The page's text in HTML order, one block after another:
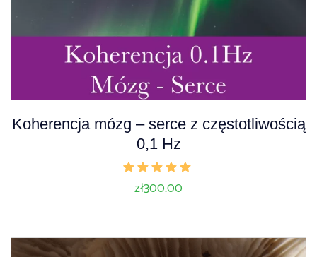
A
u
d
i
l
Koherencja mózg – serce z częstotliwością
0,1 Hz
Oceniono
5.00
zł300.00